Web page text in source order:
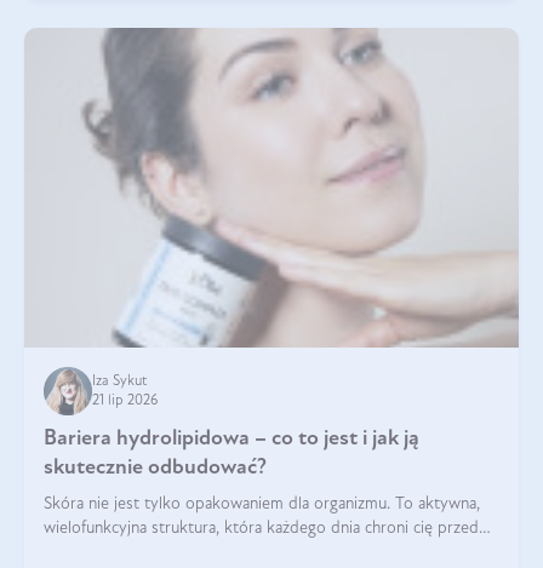
Iza Sykut
21 lip 2026
Bariera hydrolipidowa – co to jest i jak ją
skutecznie odbudować?
Skóra nie jest tylko opakowaniem dla organizmu. To aktywna,
wielofunkcyjna struktura, która każdego dnia chroni cię przed